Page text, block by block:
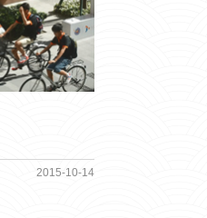
2015-10-14